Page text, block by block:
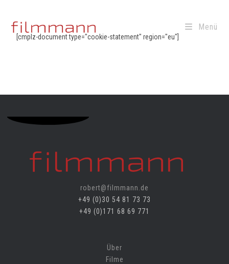
Menü
[cmplz-document type="cookie-statement" region="eu"]
robert@filmmann.de
+49 (0)30 54 81 73 73
+49 (0)171 68 69 771
Über
Filme